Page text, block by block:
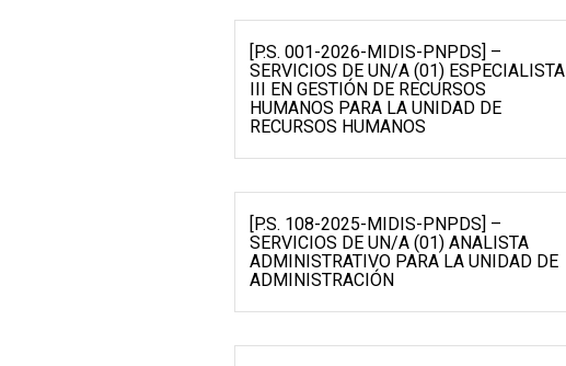
[P.S. 001-2026-MIDIS-PNPDS] –
SERVICIOS DE UN/A (01) ESPECIALISTA
III EN GESTIÓN DE RECURSOS
HUMANOS PARA LA UNIDAD DE
RECURSOS HUMANOS
[P.S. 108-2025-MIDIS-PNPDS] –
SERVICIOS DE UN/A (01) ANALISTA
ADMINISTRATIVO PARA LA UNIDAD DE
ADMINISTRACIÓN